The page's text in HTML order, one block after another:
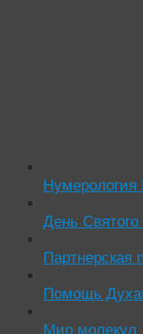
Нумерология
День Святого
Партнерская
Помощь
Мир молекул